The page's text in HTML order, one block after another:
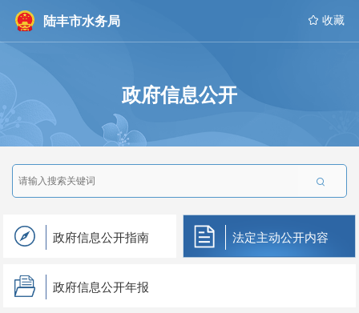
陆丰市水务局  收藏
政府信息公开

政府信息公开指南 法定主动公开内容
政府信息公开年报